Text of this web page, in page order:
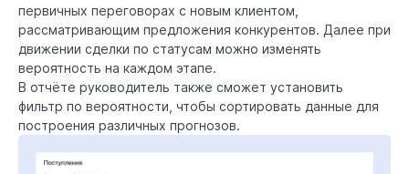
первичных переговорах с новым клиентом,
рассматривающим предложения конкурентов. Далее при
движении сделки по статусам можно изменять
вероятность на каждом этапе.
В отчёте руководитель также сможет установить
фильтр по вероятности, чтобы сортировать данные для
построения различных прогнозов.